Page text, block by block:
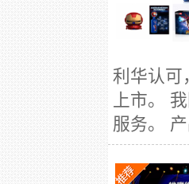
利华认可
上市。
服务。